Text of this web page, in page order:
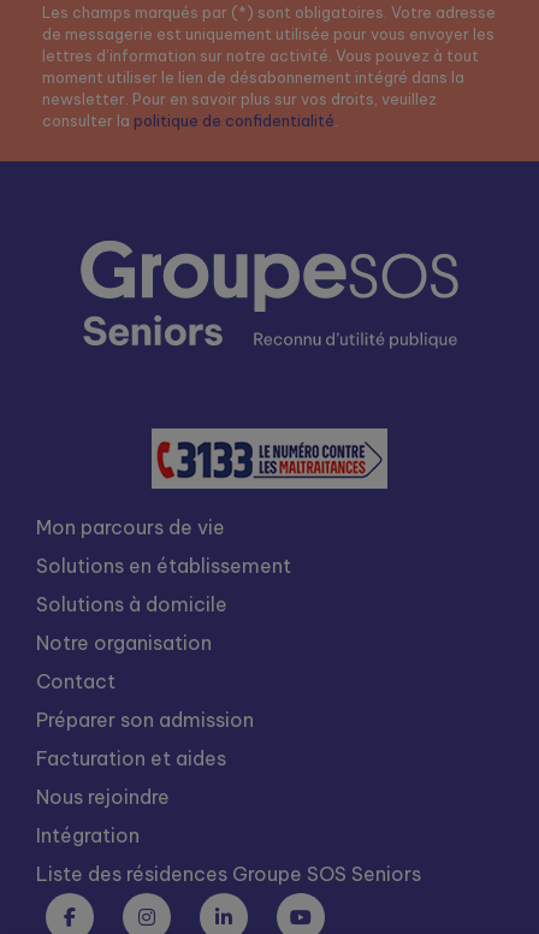
Les champs marqués par (*) sont obligatoires. Votre adresse
de messagerie est uniquement utilisée pour vous envoyer les
lettres d’information sur notre activité. Vous pouvez à tout
moment utiliser le lien de désabonnement intégré dans la
newsletter. Pour en savoir plus sur vos droits, veuillez
consulter la politique de confidentialité
Mon parcours de vie
Solutions en établissement
Solutions à domicile
Notre organisation
Contact
Préparer son admission
Facturation et aides
Nous rejoindre
Intégration
Liste des résidences Groupe SOS Seniors